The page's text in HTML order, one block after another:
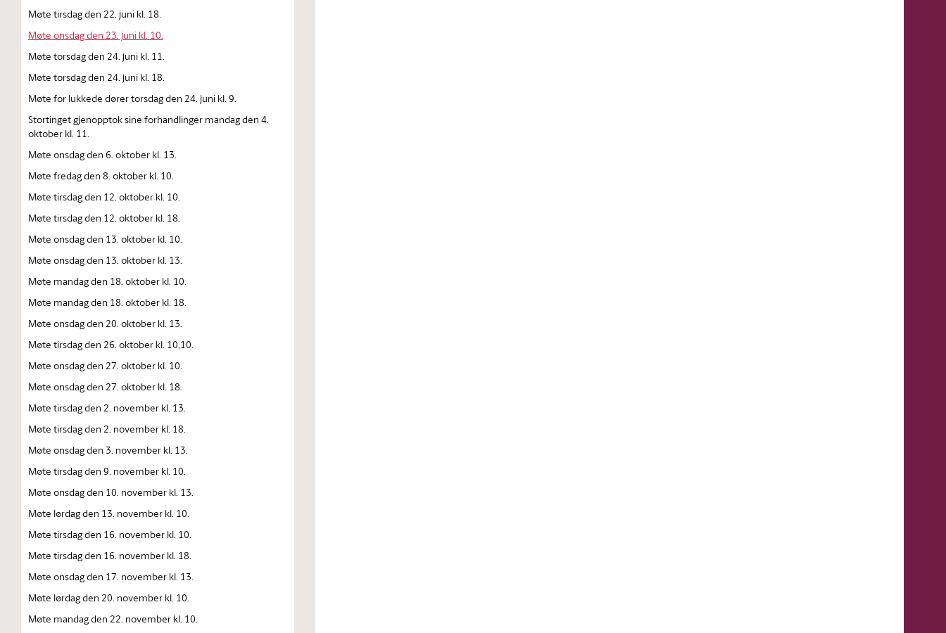
Møte tirsdag den 22. juni kl. 18.
Møte onsdag den 23. juni kl. 10.
Møte torsdag den 24. juni kl. 11.
Møte torsdag den 24. juni kl. 18.
Møte for lukkede dører torsdag den 24. juni kl. 9.
Stortinget gjenopptok sine forhandlinger mandag den 4.
oktober kl. 11.
Møte onsdag den 6. oktober kl. 13.
Møte fredag den 8. oktober kl. 10.
Møte tirsdag den 12. oktober kl. 10.
Møte tirsdag den 12. oktober kl. 18.
Møte onsdag den 13. oktober kl. 10.
Møte onsdag den 13. oktober kl. 13.
Møte mandag den 18. oktober kl. 10.
Møte mandag den 18. oktober kl. 18.
Møte onsdag den 20. oktober kl. 13.
Møte tirsdag den 26. oktober kl. 10,10.
Møte onsdag den 27. oktober kl. 10.
Møte onsdag den 27. oktober kl. 18.
Møte tirsdag den 2. november kl. 13.
Møte tirsdag den 2. november kl. 18.
Møte onsdag den 3. november kl. 13.
Møte tirsdag den 9. november kl. 10.
Møte onsdag den 10. november kl. 13.
Møte lørdag den 13. november kl. 10.
Møte tirsdag den 16. november kl. 10.
Møte tirsdag den 16. november kl. 18.
Møte onsdag den 17. november kl. 13.
Møte lørdag den 20. november kl. 10.
Møte mandag den 22. november kl. 10.